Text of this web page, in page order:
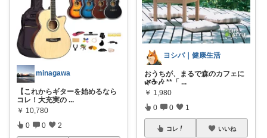
minagawa
【これからギターを始めるなら
コレ！大充実の ...
￥ 10,780
0 0 2
ヨシバ｜健康生活
おうちが、まるで森のカフェに
🌿☕🎶 **「 ...
￥ 1,980
0 0 1
コレ いいね